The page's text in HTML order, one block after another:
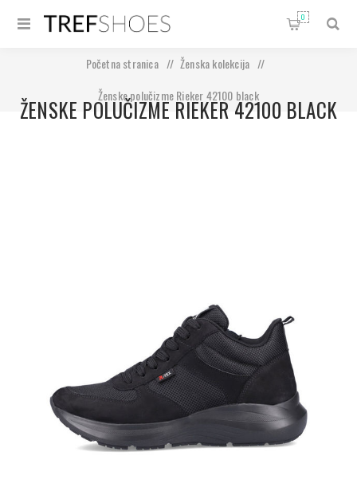
0
Početna stranica / Ženska kolekcija
/
Ženske polučizme Rieker 42100 black
ŽENSKE POLUČIZME RIEKER 42100 BLACK